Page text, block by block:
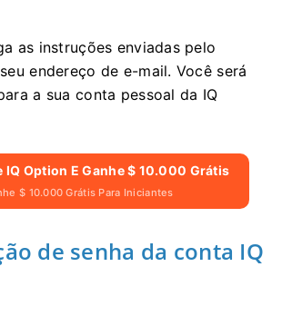
as instruções enviadas pelo
endereço de e-mail. Você será
a sua conta pessoal da IQ
IQ Option E Ganhe $ 10.000 Grátis
$ 10.000 Grátis Para Iniciantes
de senha da conta IQ